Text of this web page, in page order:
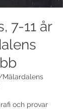
7-11 år
Mälardalens
och provar